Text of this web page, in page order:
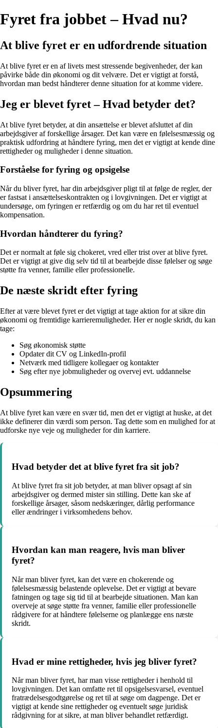
Fyret fra jobbet – Hvad nu?
At blive fyret er en udfordrende situation
At blive fyret er en af livets mest stressende begivenheder, der kan
påvirke både din økonomi og dit velvære. Det er vigtigt at forstå,
hvordan man bedst håndterer denne situation for at komme videre.
Jeg er blevet fyret – Hvad betyder det?
At blive fyret betyder, at din ansættelse er blevet afsluttet af din
arbejdsgiver af forskellige årsager. Det kan være en følelsesmæssig og
praktisk udfordring at håndtere fyring, men det er vigtigt at kende dine
rettigheder og muligheder i denne situation.
Forståelse for fyring og opsigelse
Når du bliver fyret, har din arbejdsgiver pligt til at følge de regler, der
er fastsat i ansættelseskontrakten og i lovgivningen. Det er vigtigt at
undersøge, om fyringen er retfærdig og om du har ret til eventuel
kompensation.
Hvordan håndterer du fyring?
Det er normalt at føle sig chokeret, vred eller trist over at blive fyret.
Det er vigtigt at give dig selv tid til at bearbejde disse følelser og søge
støtte fra venner, familie eller professionelle.
De næste skridt efter fyring
Efter at være blevet fyret er det vigtigt at tage aktion for at sikre din
økonomi og fremtidige karrieremuligheder. Her er nogle skridt, du kan
tage:
Søg økonomisk støtte
Opdater dit CV og LinkedIn-profil
Netværk med tidligere kollegaer og kontakter
Søg efter nye jobmuligheder og overvej evt. uddannelse
Opsummering
At blive fyret kan være en svær tid, men det er vigtigt at huske, at det
ikke definerer din værdi som person. Tag dette som en mulighed for at
udforske nye veje og muligheder for din karriere.
Hvad betyder det at blive fyret fra sit job?
At blive fyret fra sit job betyder, at man bliver opsagt af sin
arbejdsgiver og dermed mister sin stilling. Dette kan ske af
forskellige årsager, såsom nedskæringer, dårlig performance
eller ændringer i virksomhedens behov.
Hvordan kan man reagere, hvis man bliver
fyret?
Når man bliver fyret, kan det være en chokerende og
følelsesmæssig belastende oplevelse. Det er vigtigt at bevare
fatningen og tage sig tid til at bearbejde situationen. Man kan
overveje at søge støtte fra venner, familie eller professionelle
rådgivere for at håndtere følelserne og planlægge ens næste
skridt.
Hvad er mine rettigheder, hvis jeg bliver fyret?
Når man bliver fyret, har man visse rettigheder i henhold til
lovgivningen. Det kan omfatte ret til opsigelsesvarsel, eventuel
fratrædelsesgodtgørelse og ret til at søge om dagpenge. Det er
vigtigt at kende sine rettigheder og eventuelt søge juridisk
rådgivning for at sikre, at man bliver behandlet retfærdigt.